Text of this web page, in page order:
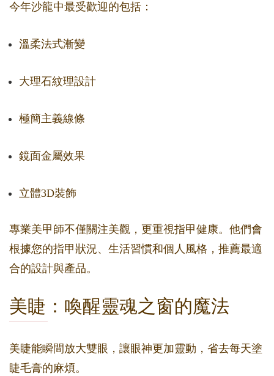
今年沙龍中最受歡迎的包括：
溫柔法式漸變
大理石紋理設計
極簡主義線條
鏡面金屬效果
立體3D裝飾
專業美甲師不僅關注美觀，更重視指甲健康。他們會
根據您的指甲狀況、生活習慣和個人風格，推薦最適
合的設計與產品。
美睫：喚醒靈魂之窗的魔法
美睫能瞬間放大雙眼，讓眼神更加靈動，省去每天塗
睫毛膏的麻煩。